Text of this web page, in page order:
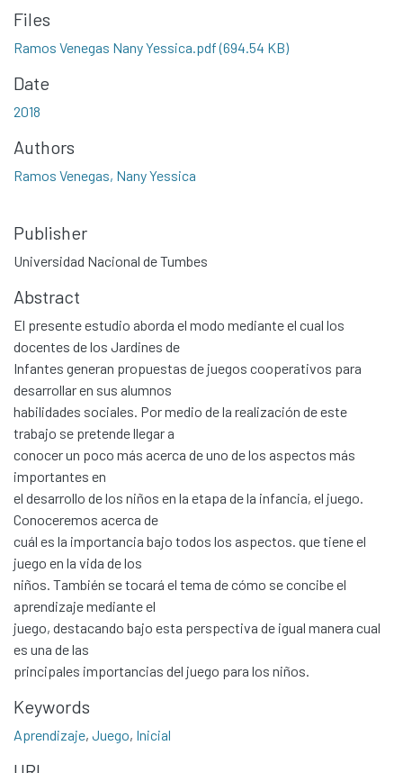
Files
Ramos Venegas Nany Yessica.pdf(694.54 KB)
Date
2018
Authors
Ramos Venegas, Nany Yessica
Publisher
Universidad Nacional de Tumbes
Abstract
El presente estudio aborda el modo mediante el cual los
docentes de los Jardines de
Infantes generan propuestas de juegos cooperativos para
desarrollar en sus alumnos
habilidades sociales. Por medio de la realización de este
trabajo se pretende llegar a
conocer un poco más acerca de uno de los aspectos más
importantes en
el desarrollo de los niños en la etapa de la infancia, el juego.
Conoceremos acerca de
cuál es la importancia bajo todos los aspectos. que tiene el
juego en la vida de los
niños. También se tocará el tema de cómo se concibe el
aprendizaje mediante el
juego, destacando bajo esta perspectiva de igual manera cual
es una de las
principales importancias del juego para los niños.
Keywords
Aprendizaje, Juego, Inicial